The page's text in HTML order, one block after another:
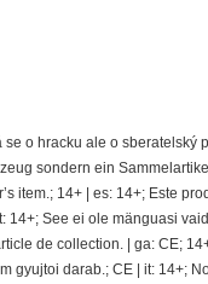
o hracku ale o
sondern ein
item.; 14+ | es: 14+; Este
See ei ole mänguasi
de collection. | ga: CE;
gyujtoi darab.; CE | it: 14+;